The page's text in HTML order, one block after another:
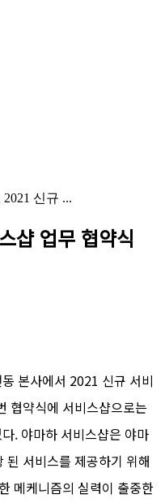
신규 ...
샵 업무 협약식
본사에서 2021 신규 서비
협약식에 서비스샵으로는
. 야마하 서비스샵은 야마
된 서비스를 제공하기 위해
메케니즘의 실력이 출중한